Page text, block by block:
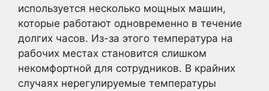
используется несколько мощных машин,
которые работают одновременно в течение
долгих часов. Из-за этого температура на
рабочих местах становится слишком
некомфортной для сотрудников. В крайних
случаях нерегулируемые температуры